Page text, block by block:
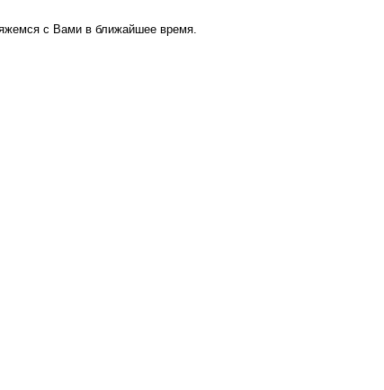
с Вами в ближайшее время.